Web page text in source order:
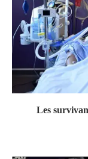
Les